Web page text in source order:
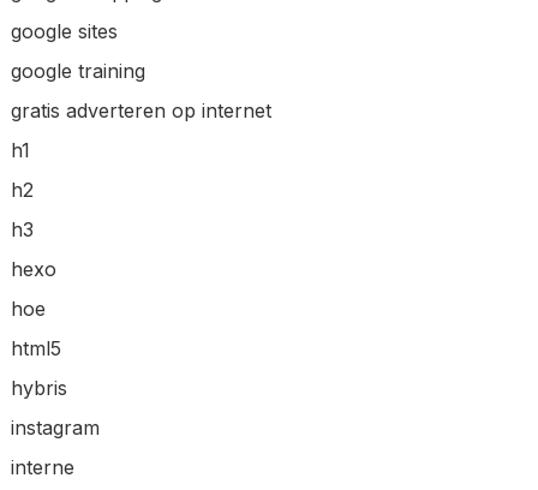
google sites
google training
gratis adverteren op internet
h1
h2
h3
hexo
hoe
html5
hybris
instagram
interne